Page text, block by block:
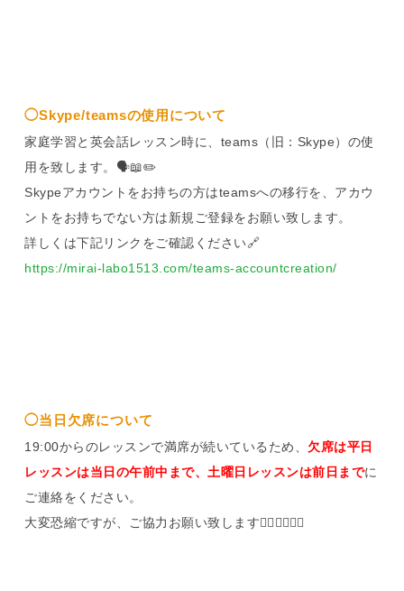
◯Skype/teamsの使用について
家庭学習と英会話レッスン時に、teams（旧：Skype）の使
用を致します。🗣️📖✏️
Skypeアカウントをお持ちの方はteamsへの移行を、アカウ
ントをお持ちでない方は新規ご登録をお願い致します。
詳しくは下記リンクをご確認ください🔗
https://mirai-labo1513.com/teams-accountcreation/
◯当日欠席について
19:00からのレッスンで満席が続いているため、 欠席は平日
レッスンは当日の午前中まで、土曜日レッスンは前日までに
ご連絡をください。
大変恐縮ですが、ご協力お願い致します🙇‍♀️🙇‍♀️🙇‍♀️